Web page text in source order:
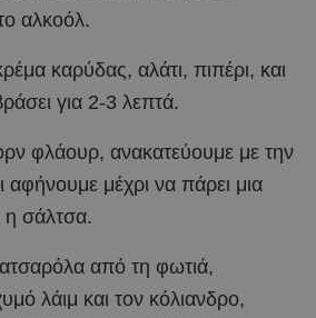
αλκοόλ.
καρύδας, αλάτι, πιπέρι, και
για 2-3 λεπτά.
φλάουρ, ανακατεύουμε με την
αφήνουμε μέχρι να πάρει μια
η σάλτσα.
από τη φωτιά,
λάιμ και τον κόλιανδρο,